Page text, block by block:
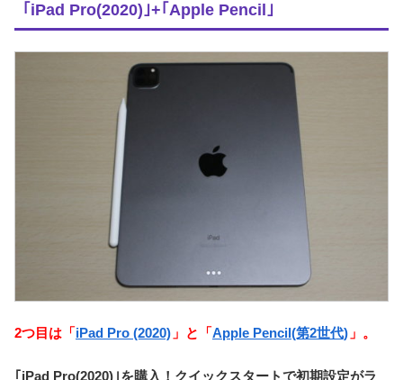
｢iPad Pro(2020)｣+｢Apple Pencil｣
2つ目は「iPad Pro (2020) 」と「Apple Pencil(第2世代) 」。
｢iPad Pro(2020)｣を購入！クイックスタートで初期設定がラ